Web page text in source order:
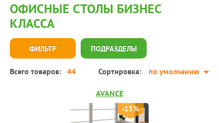
ОФИСНЫЕ СТОЛЫ БИЗНЕС
КЛАССА
ФИЛЬТР ПОДРАЗДЕЛЫ
Всего товаров: 44 Сортировка: по умолчанию
AVANCE
-15%